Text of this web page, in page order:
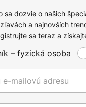
sa dozvie o našich
a najnovších
sa teraz a
– fyzická osoba